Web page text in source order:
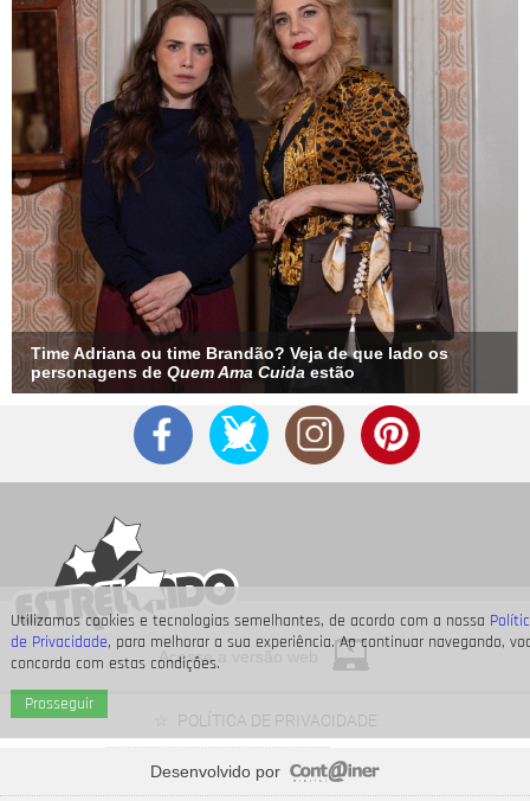
Utilizamos cookies e tecnologias semelhantes, de acordo com a nossa
de Privacidade, para melhorar a sua experiência. Ao continuar navegando,
concorda com estas condições.
Prosseguir
Time Adriana ou time Brandão? Veja de que lado os
personagens de Quem Ama Cuida estão
Acesse a versão web
POLÍTICA DE PRIVACIDADE
Desenvolvido por